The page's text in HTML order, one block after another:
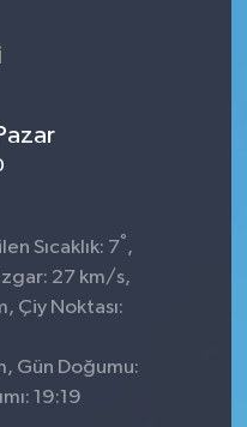
Sıcaklık: 7° ,
27 km/s,
Çiy Noktası:
Gün Doğumu:
19:19